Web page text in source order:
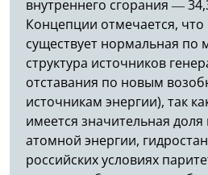
внутреннего сгорания —
Концепции отмечается, что
существует нормальная
структура источников
отставания по новым
источникам энергии), так
имеется значительная
атомной энергии,
российских условиях